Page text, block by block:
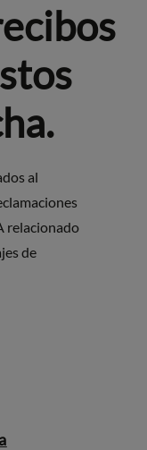
al
relacionado
de